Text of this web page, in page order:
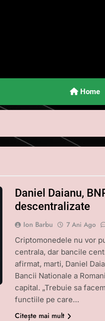
Home
Daniel Daianu,
descentralizate
Ion Barbu 7 Ani Ago
Criptomonedele nu vor
centrala, dar bancile
afirmat, marti, Daniel
Bancii Nationale a
capital. „Trebuie sa
functiile pe care…
Citește mai mult